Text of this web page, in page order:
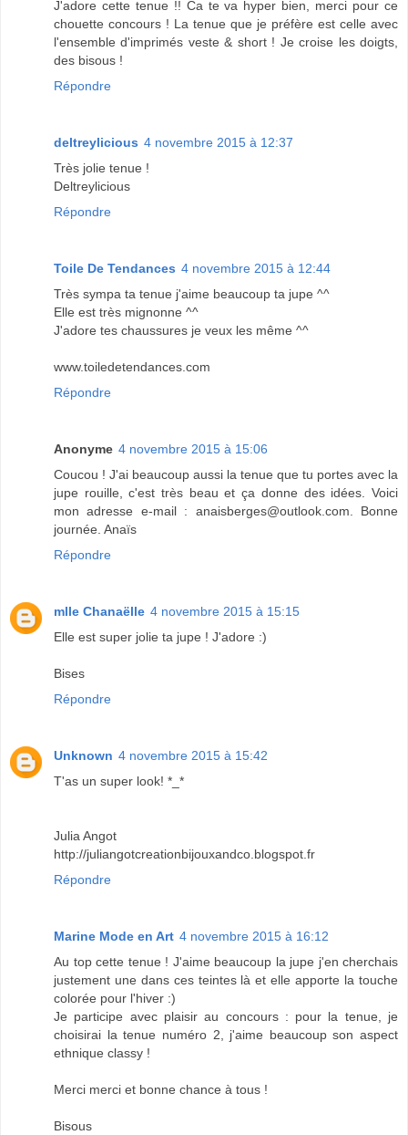
J'adore cette tenue !! Ca te va hyper bien, merci pour ce
chouette concours ! La tenue que je préfère est celle avec
l'ensemble d'imprimés veste & short ! Je croise les doigts,
des bisous !
Répondre
deltreylicious 4 novembre 2015 à 12:37
Très jolie tenue !
Deltreylicious
Répondre
Toile De Tendances 4 novembre 2015 à 12:44
Très sympa ta tenue j'aime beaucoup ta jupe ^^
Elle est très mignonne ^^
J'adore tes chaussures je veux les même ^^
www.toiledetendances.com
Répondre
Anonyme 4 novembre 2015 à 15:06
Coucou ! J'ai beaucoup aussi la tenue que tu portes avec la
jupe rouille, c'est très beau et ça donne des idées. Voici
mon adresse e-mail : anaisberges@outlook.com. Bonne
journée. Anaïs
Répondre
mlle Chanaëlle 4 novembre 2015 à 15:15
Elle est super jolie ta jupe ! J'adore :)
Bises
Répondre
Unknown 4 novembre 2015 à 15:42
T'as un super look! *_*
Julia Angot
http://juliangotcreationbijouxandco.blogspot.fr
Répondre
Marine Mode en Art 4 novembre 2015 à 16:12
Au top cette tenue ! J'aime beaucoup la jupe j'en cherchais
justement une dans ces teintes là et elle apporte la touche
colorée pour l'hiver :)
Je participe avec plaisir au concours : pour la tenue, je
choisirai la tenue numéro 2, j'aime beaucoup son aspect
ethnique classy !
Merci merci et bonne chance à tous !
Bisous